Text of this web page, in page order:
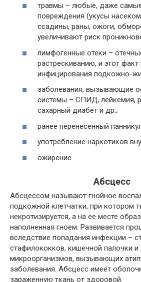
травмы – любые, даже самые
повреждения (укусы
ссадины, раны, ожоги,
увеличивают риск
лимфогенные отеки –
растрескиванию, и этот
инфицирования подкожно-
заболевания, вызывающие
системы – СПИД, лейкемия,
сахарный диабет и др.;
ранее перенесенный
употребление наркотиков
ожирение.
Абсцесс
Абсцессом называют гнойное
подкожной клетчатки, при котором
некротизируется, а на ее месте
наполненная гноем. Развивается
вследствие попадания инфекции –
стафилококков, кишечной палочки и
микроорганизмов, вызывающих
заболевания. Абсцесс имеет
зараженную ткань от здоровой.